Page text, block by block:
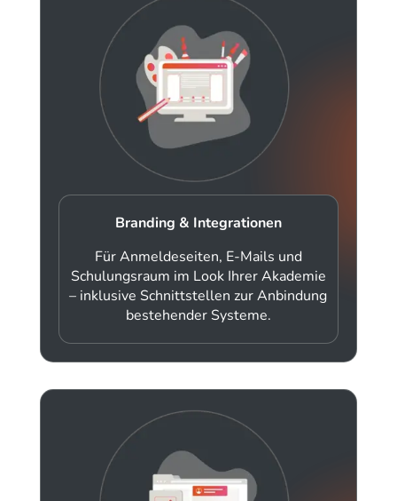
Branding & Integrationen
Für Anmeldeseiten, E-Mails und
Schulungsraum im Look Ihrer Akademie
– inklusive Schnittstellen zur Anbindung
bestehender Systeme.